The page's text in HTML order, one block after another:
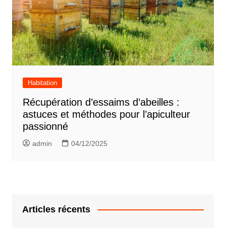
Habitation
Récupération d’essaims d’abeilles :
astuces et méthodes pour l’apiculteur
passionné
admin 04/12/2025
Articles récents